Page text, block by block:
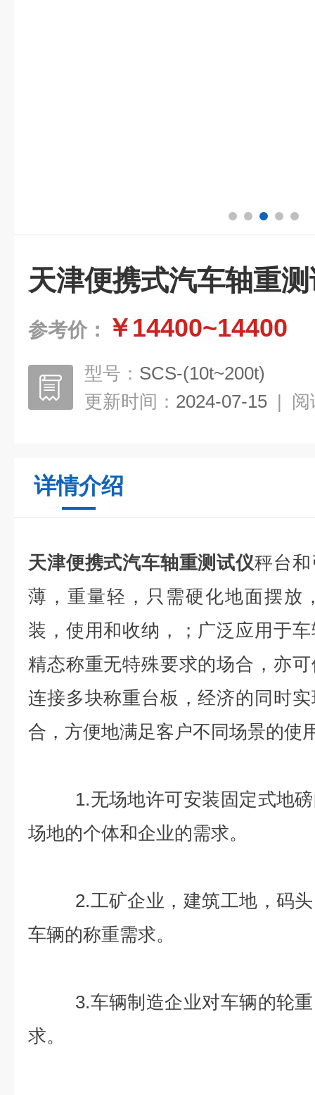
天津便携式汽车轴重
参考价： ￥14400~14400
型号： SCS-(10t~200t)
更新时间： 2024-07-15 | 阅
详情介绍
天津便携式汽车轴重测试仪秤台
薄，重量轻，只需硬化地面摆放
装，使用和收纳，；广泛应用于
精态称重无特殊要求的场合，亦
连接多块称重台板，经济的同时
合，方便地满足客户不同场景的使
1.无场地许可安装固定式地磅
场地的个体和企业的需求。
2.工矿企业，建筑工地，码头
车辆的称重需求。
3.车辆制造企业对车辆的轮重
求。